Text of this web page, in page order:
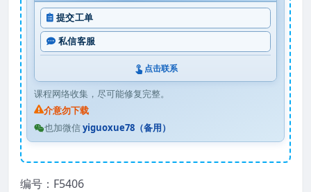
提交工单
私信客服
点击联系
课程网络收集，尽可能修复完整。
介意勿下载
也加微信yiguoxue78（备用）
编号：F5406